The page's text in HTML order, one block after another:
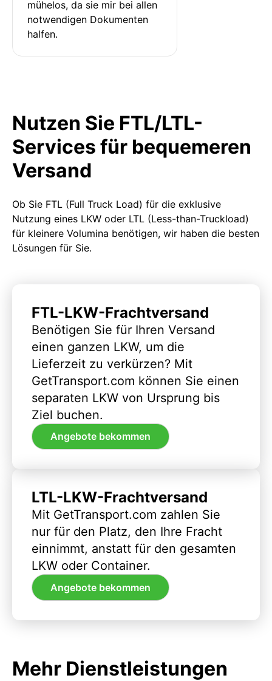
mühelos, da sie mir bei allen
notwendigen Dokumenten
halfen.
Nutzen Sie FTL/LTL-
Services für bequemeren
Versand
Ob Sie FTL (Full Truck Load) für die exklusive
Nutzung eines LKW oder LTL (Less-than-Truckload)
für kleinere Volumina benötigen, wir haben die besten
Lösungen für Sie.
FTL-LKW-Frachtversand
Benötigen Sie für Ihren Versand
einen ganzen LKW, um die
Lieferzeit zu verkürzen? Mit
GetTransport.com können Sie einen
separaten LKW von Ursprung bis
Ziel buchen.
Angebote bekommen
LTL-LKW-Frachtversand
Mit GetTransport.com zahlen Sie
nur für den Platz, den Ihre Fracht
einnimmt, anstatt für den gesamten
LKW oder Container.
Angebote bekommen
Mehr Dienstleistungen